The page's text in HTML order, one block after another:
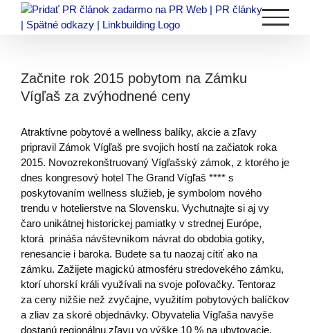
Začnite rok 2015 pobytom na Zámku
Vígľaš za zvýhodnené ceny
Atraktívne pobytové a wellness balíky, akcie a zľavy
pripravil Zámok Vígľaš pre svojich hostí na začiatok roka
2015. Novozrekonštruovaný Vígľašský zámok, z ktorého je
dnes kongresový hotel The Grand Vígľaš **** s
poskytovaním wellness služieb, je symbolom nového
trendu v hotelierstve na Slovensku. Vychutnajte si aj vy
čaro unikátnej historickej pamiatky v strednej Európe,
ktorá prináša návštevníkom návrat do obdobia gotiky,
renesancie i baroka. Budete sa tu naozaj cítiť ako na
zámku. Zažijete magickú atmosféru stredovekého zámku,
ktorí uhorskí králi využívali na svoje poľovačky. Tentoraz
za ceny nižšie než zvyčajne, využitím pobytových balíčkov
a zliav za skoré objednávky. Obyvatelia Vígľaša navyše
dostanú regionálnu zľavu vo výške 10 % na ubytovacie,